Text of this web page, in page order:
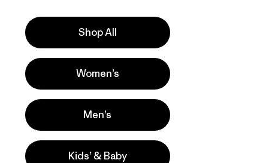
Shop All
Women’s
Men’s
Kids’ & Baby